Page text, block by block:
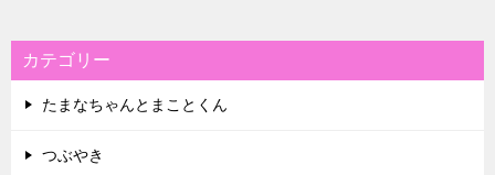
カテゴリー
たまなちゃんとまことくん
つぶやき